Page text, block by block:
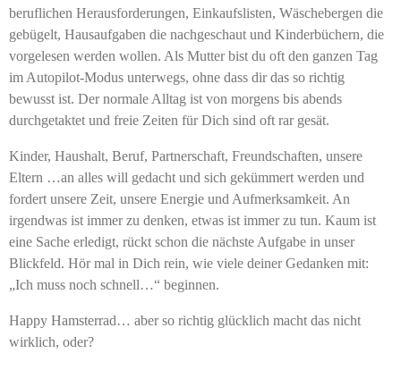
beruflichen Herausforderungen, Einkaufslisten, Wäschebergen die
gebügelt, Hausaufgaben die nachgeschaut und Kinderbüchern, die
vorgelesen werden wollen. Als Mutter bist du oft den ganzen Tag
im Autopilot-Modus unterwegs, ohne dass dir das so richtig
bewusst ist. Der normale Alltag ist von morgens bis abends
durchgetaktet und freie Zeiten für Dich sind oft rar gesät.
Kinder, Haushalt, Beruf, Partnerschaft, Freundschaften, unsere
Eltern …an alles will gedacht und sich gekümmert werden und
fordert unsere Zeit, unsere Energie und Aufmerksamkeit. An
irgendwas ist immer zu denken, etwas ist immer zu tun. Kaum ist
eine Sache erledigt, rückt schon die nächste Aufgabe in unser
Blickfeld. Hör mal in Dich rein, wie viele deiner Gedanken mit:
„Ich muss noch schnell…“ beginnen.
Happy Hamsterrad… aber so richtig glücklich macht das nicht
wirklich, oder?